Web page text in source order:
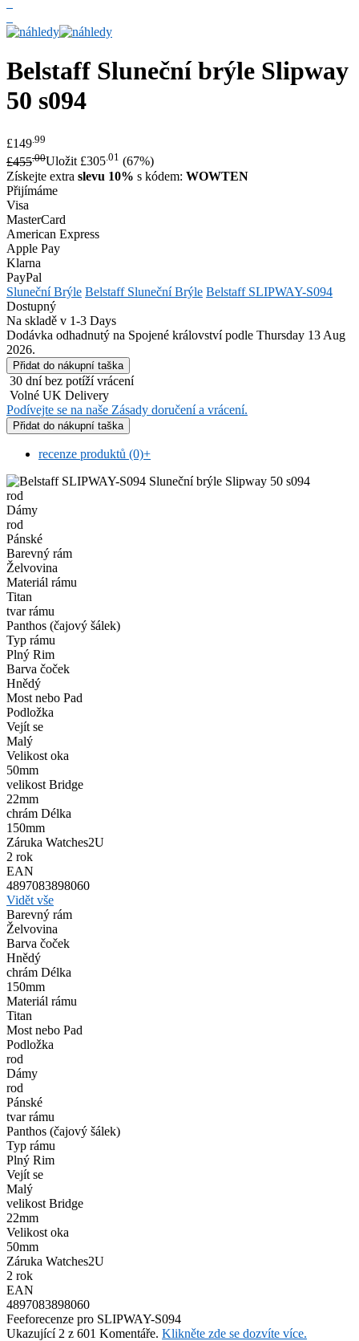
Belstaff Sluneční brýle Slipway
50 s094
£149 .99
£455.00Uložit £305.01 (67%)
Získejte extra slevu 10% s kódem: WOWTEN
Přijímáme
Visa
MasterCard
American Express
Apple Pay
Klarna
PayPal
Sluneční Brýle Belstaff Sluneční Brýle Belstaff SLIPWAY-S094
Dostupný
Na skladě v 1-3 Days
Dodávka odhadnutý na Spojené království podle Thursday 13 Aug
2026.
30 dní bez potíží vrácení
Volné UK Delivery
Podívejte se na naše Zásady doručení a vrácení.
recenze produktů (0)+
rod
Dámy
rod
Pánské
Barevný rám
Želvovina
Materiál rámu
Titan
tvar rámu
Panthos (čajový šálek)
Typ rámu
Plný Rim
Barva čoček
Hnědý
Most nebo Pad
Podložka
Vejít se
Malý
Velikost oka
50mm
velikost Bridge
22mm
chrám Délka
150mm
Záruka Watches2U
2 rok
EAN
4897083898060
Vidět vše
Barevný rám
Želvovina
Barva čoček
Hnědý
chrám Délka
150mm
Materiál rámu
Titan
Most nebo Pad
Podložka
rod
Dámy
rod
Pánské
tvar rámu
Panthos (čajový šálek)
Typ rámu
Plný Rim
Vejít se
Malý
velikost Bridge
22mm
Velikost oka
50mm
Záruka Watches2U
2 rok
EAN
4897083898060
Feeforecenze pro SLIPWAY-S094
Ukazující 2 z 601 Komentáře. Klikněte zde se dozvíte více.